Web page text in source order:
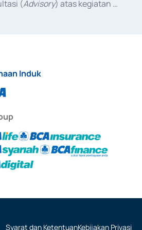
(Advisory) atas kegiatan
Induk
Syarat dan KetentuanKebijakan Privasi